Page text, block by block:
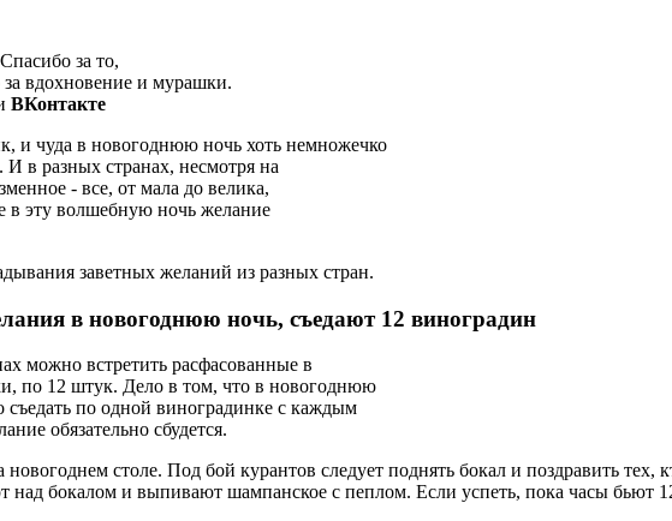
за то,
за вдохновение и мурашки.
ВКонтакте
и чуда в новогоднюю ночь хоть немножечко
в разных странах, несмотря на
- все, от мала до велика,
в эту волшебную ночь желание
заветных желаний из разных стран.
в новогоднюю ночь, съедают 12 виноградин
можно встретить расфасованные в
по 12 штук. Дело в том, что в новогоднюю
съедать по одной виноградинке с каждым
обязательно сбудется.
столе. Под бой курантов следует поднять бокал и поздравить
бокалом и выпивают шампанское с пеплом. Если успеть, пока часы бьют 12